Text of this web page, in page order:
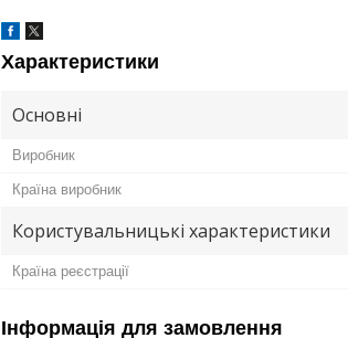
Характеристики
Основні
Виробник
Країна виробник
Користувальницькі характеристики
Країна реєстрації
Інформація для замовлення